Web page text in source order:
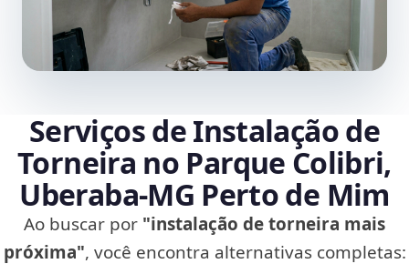
Serviços de Instalação de
Torneira no Parque Colibri,
Uberaba‑MG Perto de Mim
Ao buscar por "instalação de torneira mais
próxima", você encontra alternativas completas: